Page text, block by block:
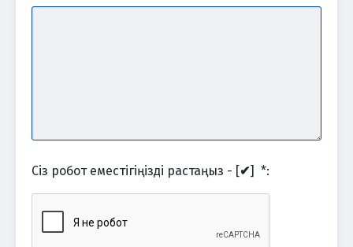
Сіз робот еместігіңізді растаңыз - [✔] *: